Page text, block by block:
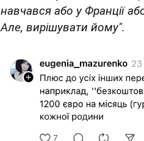
навчався або у Франції
Але, вирішувати йому".